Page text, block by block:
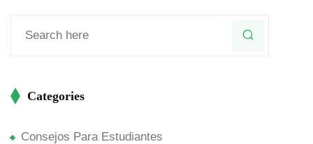
Categories
Consejos Para Estudiantes